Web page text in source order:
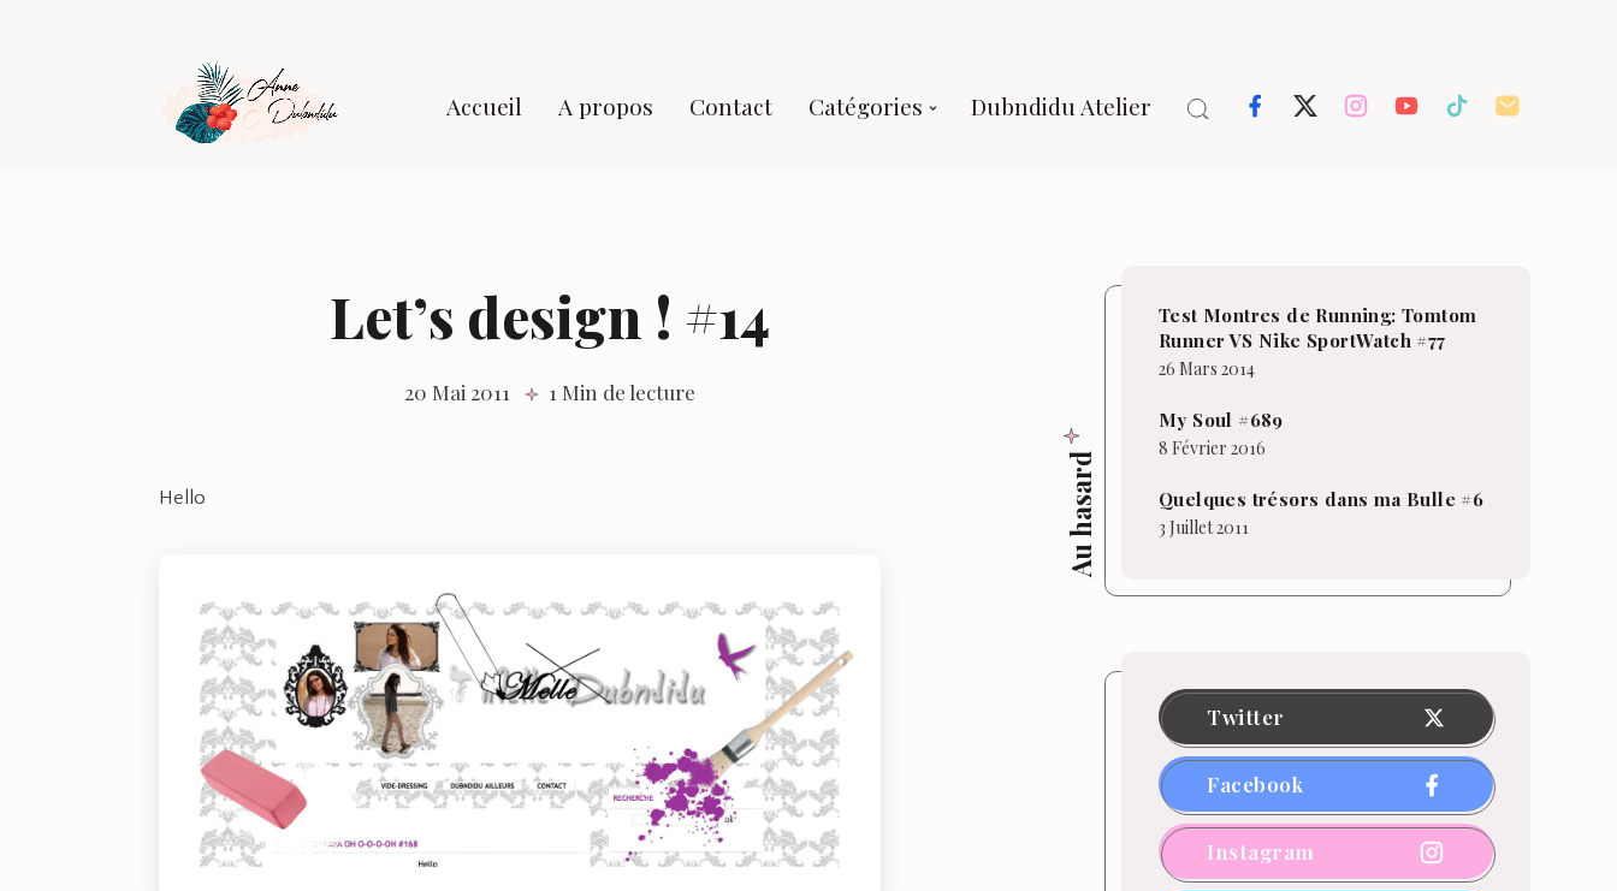
Accueil A propos Contact Catégories Dubndidu Atelier
Let’s design ! #14
20 Mai 2011 1 Min de lecture
Hello Au hasard
Test Montres de Running: Tomtom
Runner VS Nike SportWatch #77
26 Mars 2014
My Soul #689
8 Février 2016
Quelques trésors dans ma Bulle #6
3 Juillet 2011
Twitter
Facebook
Instagram